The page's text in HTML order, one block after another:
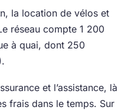
la location de vélos et
réseau compte 1 200
à quai, dont 250
et l’assistance, là
frais dans le temps. Sur